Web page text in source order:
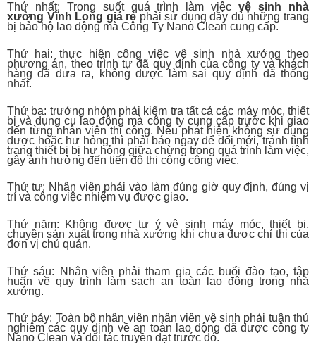
Thứ nhất: Trong suốt quá trình làm việcvệ sinh nhà
xưởng Vĩnh Long giá rẻphải sử dụng đầy đủ những trang
bị bảo hộ lao động mà Công Ty Nano Clean cung cấp.
Thứ hai: thực hiện công việc vệ sinh nhà xưởng theo
phương án, theo trình tự đã quy định của công ty và khách
hàng đã đưa ra, không được làm sai quy định đã thống
nhất.
Thứ ba: trưởng nhóm phải kiểm tra tất cả các máy móc, thiết
bị và dụng cụ lao động mà công ty cung cấp trước khi giao
đến từng nhân viên thi công. Nếu phát hiện không sử dụng
được hoặc hư hỏng thì phải báo ngay để đổi mới, tránh tình
trạng thiết bị bị hư hỏng giữa chừng trong quá trình làm việc,
gây ảnh hưởng đến tiến độ thi công công việc.
Thứ tư: Nhân viên phải vào làm đúng giờ quy định, đúng vị
trí và công việc nhiệm vụ được giao.
Thứ năm: Không được tự ý vệ sinh máy móc, thiết bị,
chuyền sản xuất trong nhà xưởng khi chưa được chỉ thị của
đơn vị chủ quản.
Thứ sáu: Nhân viên phải tham gia các buổi đào tạo, tập
huấn về quy trình làm sạch an toàn lao động trong nhà
xưởng.
Thứ bảy: Toàn bộ nhân viên nhân viên vệ sinh phải tuân thủ
nghiêm các quy định về an toàn lao động đã được công ty
Nano Clean và đối tác truyền đạt trước đó.